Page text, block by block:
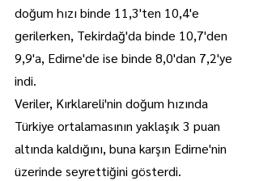
doğum hızı binde 11,3'ten 10,4'e
gerilerken, Tekirdağ'da binde 10,7'den
9,9'a, Edirne'de ise binde 8,0'dan 7,2'ye
indi.
Veriler, Kırklareli'nin doğum hızında
Türkiye ortalamasının yaklaşık 3 puan
altında kaldığını, buna karşın Edirne'nin
üzerinde seyrettiğini gösterdi.